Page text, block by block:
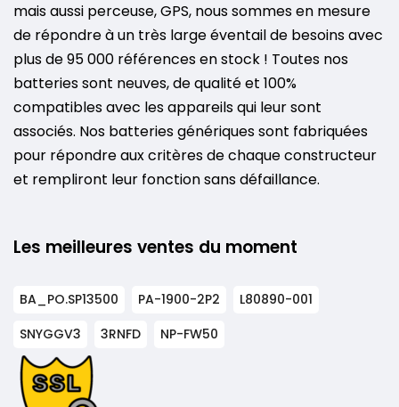
mais aussi perceuse, GPS, nous sommes en mesure
de répondre à un très large éventail de besoins avec
plus de 95 000 références en stock ! Toutes nos
batteries sont neuves, de qualité et 100%
compatibles avec les appareils qui leur sont
associés. Nos batteries génériques sont fabriquées
pour répondre aux critères de chaque constructeur
et rempliront leur fonction sans défaillance.
Les meilleures ventes du moment
BA_PO.SP13500 PA-1900-2P2
L80890-001
SNYGGV3
3RNFD NP-FW50